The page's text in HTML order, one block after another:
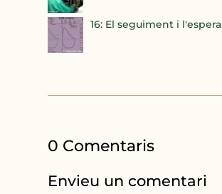
16: El seguiment i l'espera
0 Comentaris
Envieu un comentari